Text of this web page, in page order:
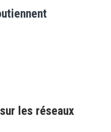
les réseaux